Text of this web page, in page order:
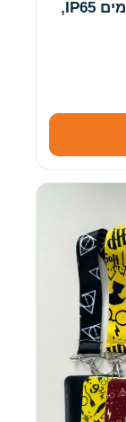
9 נוריות LED סולאריות, עמידות למים IP65,